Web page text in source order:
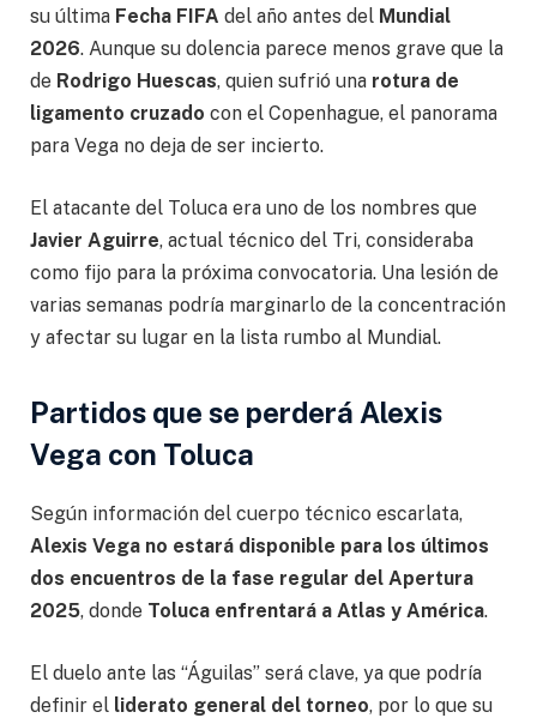
su última Fecha FIFA del año antes del Mundial
2026. Aunque su dolencia parece menos grave que la
de Rodrigo Huescas, quien sufrió una rotura de
ligamento cruzado con el Copenhague, el panorama
para Vega no deja de ser incierto.
El atacante del Toluca era uno de los nombres que
Javier Aguirre, actual técnico del Tri, consideraba
como fijo para la próxima convocatoria. Una lesión de
varias semanas podría marginarlo de la concentración
y afectar su lugar en la lista rumbo al Mundial.
Partidos que se perderá Alexis
Vega con Toluca
Según información del cuerpo técnico escarlata,
Alexis Vega no estará disponible para los últimos
dos encuentros de la fase regular del Apertura
2025, donde Toluca enfrentará a Atlas y América.
El duelo ante las “Águilas” será clave, ya que podría
definir el liderato general del torneo, por lo que su